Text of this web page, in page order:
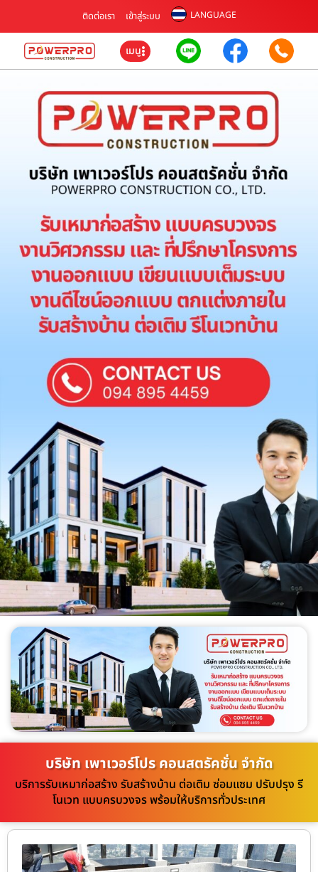
ติดต่อเรา เข้าสู่ระบบ LANGUAGE
เมนู
บริษัท เพาเวอร์โปร คอนสตรัคชั่น จำกัด
บริการรับเหมาก่อสร้าง รับสร้างบ้าน ต่อเติม ซ่อมแซม ปรับปรุง รี
โนเวท แบบครบวงจร พร้อมให้บริการทั่วประเทศ